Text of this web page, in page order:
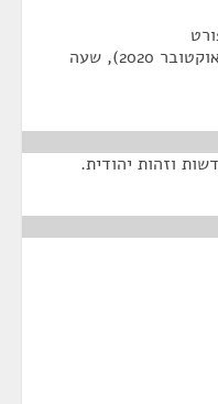
יום שני, כ"ד בתשרי התשפ"א (12 באוקטובר 2020), שעה
וזהות יהודית.